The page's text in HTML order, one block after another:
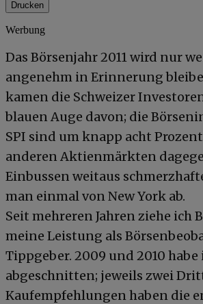
Drucken
Werbung
Das Börsenjahr 2011 wird nur
angenehm in Erinnerung
kamen die Schweizer
blauen Auge davon; die
SPI sind um knapp acht
anderen Aktienmärkten
Einbussen weitaus
man einmal von New York ab.
Seit mehreren Jahren ziehe ich
meine Leistung als
Tippgeber. 2009 und 2010
abgeschnitten; jeweils zwei
Kaufempfehlungen haben die